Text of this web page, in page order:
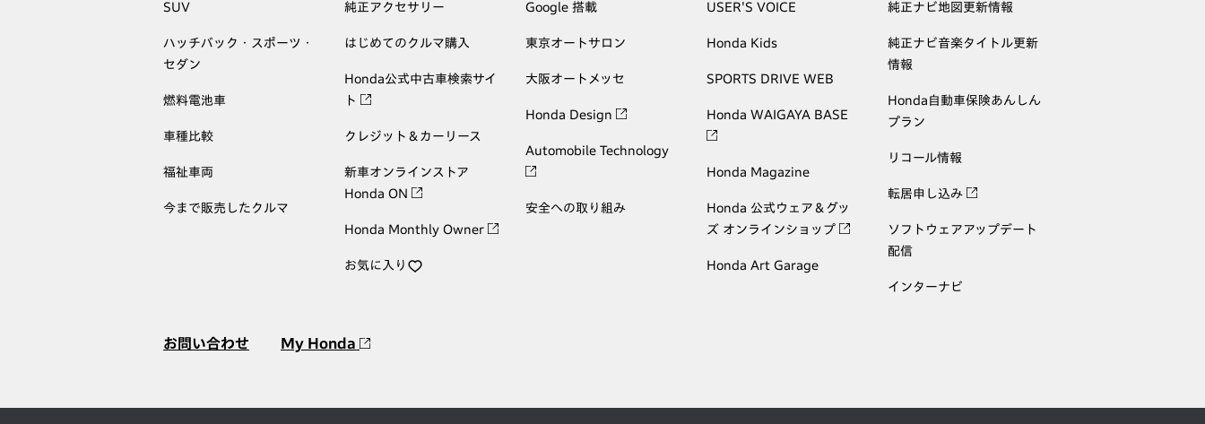
SUV
ハッチバック・スポーツ・
セダン
燃料電池車
車種比較
福祉車両
今まで販売したクルマ
純正アクセサリー
はじめてのクルマ購入
Honda公式中古車検索サイ
ト
クレジット＆カーリース
新車オンラインストア
Honda ON
Honda Monthly Owner
お気に入り
Google 搭載
東京オートサロン
大阪オートメッセ
Honda Design
Automobile Technology
安全への取り組み
USER'S VOICE
Honda Kids
SPORTS DRIVE WEB
Honda WAIGAYA BASE
Honda Magazine
Honda 公式ウェア＆グッ
ズ オンラインショップ
Honda Art Garage
純正ナビ地図更新情報
純正ナビ音楽タイトル更新
情報
Honda自動車保険あんしん
プラン
リコール情報
転居申し込み
ソフトウェアアップデート
配信
インターナビ
お問い合わせ My Honda